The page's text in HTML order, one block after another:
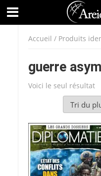
Accueil / Produits
guerre
Voici le seul résultat